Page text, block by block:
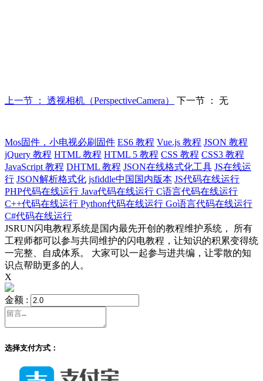
上一节 ： 透视相机（PerspectiveCamera） 下一节 ： 无
Mos固件，小电视必刷固件 ES6 教程 Vue.js 教程 JSON 教程
jQuery 教程 HTML 教程 HTML 5 教程 CSS 教程 CSS3 教程
JavaScript 教程 DHTML 教程 JSON在线格式化工具 JS在线运
行 JSON解析格式化 jsfiddle中国国内版本 JS代码在线运行
PHP代码在线运行 Java代码在线运行 C语言代码在线运行
C++代码在线运行 Python代码在线运行 Go语言代码在线运行
C#代码在线运行
JSRUN闪电教程系统是国内最先开创的教程维护系统， 所有
工程师都可以参与共同维护的闪电教程，让知识的积累变得统
一完整、自成体系。 大家可以一起参与进共编，让零散的知
识点帮助更多的人。
X
金额 :
选择支付方式：